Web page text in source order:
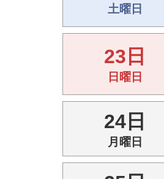
土曜日
23日
日曜日
24日
月曜日